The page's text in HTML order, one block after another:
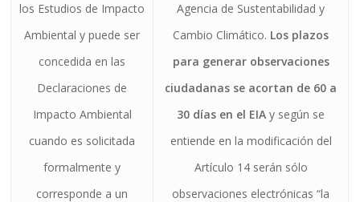
los Estudios de Impacto
Ambiental y puede ser
concedida en las
Declaraciones de
Impacto Ambiental
cuando es solicitada
formalmente y
corresponde a un
Agencia de Sustentabilidad y
Cambio Climático. Los plazos
para generar observaciones
ciudadanas se acortan de 60 a
30 días en el EIA y según se
entiende en la modificación del
Artículo 14 serán sólo
observaciones electrónicas “la